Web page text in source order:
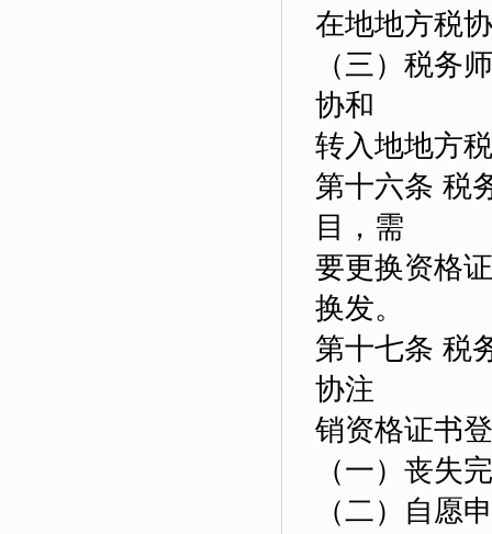
在地地方税
（三）税务
协和
转入地地方
第十六条 税
目，需
要更换资格
换发。
第十七条 税
协注
销资格证书
（一）丧失
（二）自愿